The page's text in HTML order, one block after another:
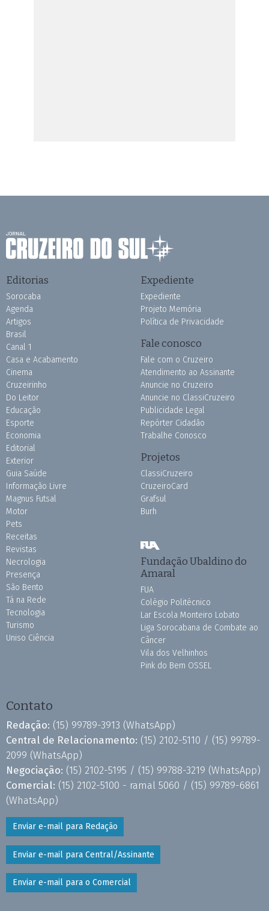
Editorias
Sorocaba
Agenda
Artigos
Brasil
Canal 1
Casa e Acabamento
Cinema
Cruzeirinho
Do Leitor
Educação
Esporte
Economia
Editorial
Exterior
Guia Saúde
Informação Livre
Magnus Futsal
Motor
Pets
Receitas
Revistas
Necrologia
Presença
São Bento
Tá na Rede
Tecnologia
Turismo
Uniso Ciência
Expediente
Expediente
Projeto Memória
Política de Privacidade
Fale conosco
Fale com o Cruzeiro
Atendimento ao Assinante
Anuncie no Cruzeiro
Anuncie no ClassiCruzeiro
Publicidade Legal
Repórter Cidadão
Trabalhe Conosco
Projetos
ClassiCruzeiro
CruzeiroCard
Grafsul
Burh
Fundação Ubaldino do
Amaral
FUA
Colégio Politécnico
Lar Escola Monteiro Lobato
Liga Sorocabana de Combate ao
Câncer
Vila dos Velhinhos
Pink do Bem OSSEL
Contato
Redação: (15) 99789-3913 (WhatsApp)
Central de Relacionamento: (15) 2102-5110 / (15) 99789-
2099 (WhatsApp)
Negociação: (15) 2102-5195 / (15) 99788-3219 (WhatsApp)
Comercial: (15) 2102-5100 - ramal 5060 / (15) 99789-6861
(WhatsApp)
Enviar e-mail para Redação
Enviar e-mail para Central/Assinante
Enviar e-mail para o Comercial